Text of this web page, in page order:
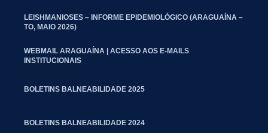
LEISHMANIOSES – INFORME EPIDEMIOLÓGICO (ARAGUAÍNA –
TO, MAIO 2026)
WEBMAIL ARAGUAÍNA | ACESSO AOS E-MAILS
INSTITUCIONAIS
BOLETINS BALNEABILIDADE 2025
BOLETINS BALNEABILIDADE 2024